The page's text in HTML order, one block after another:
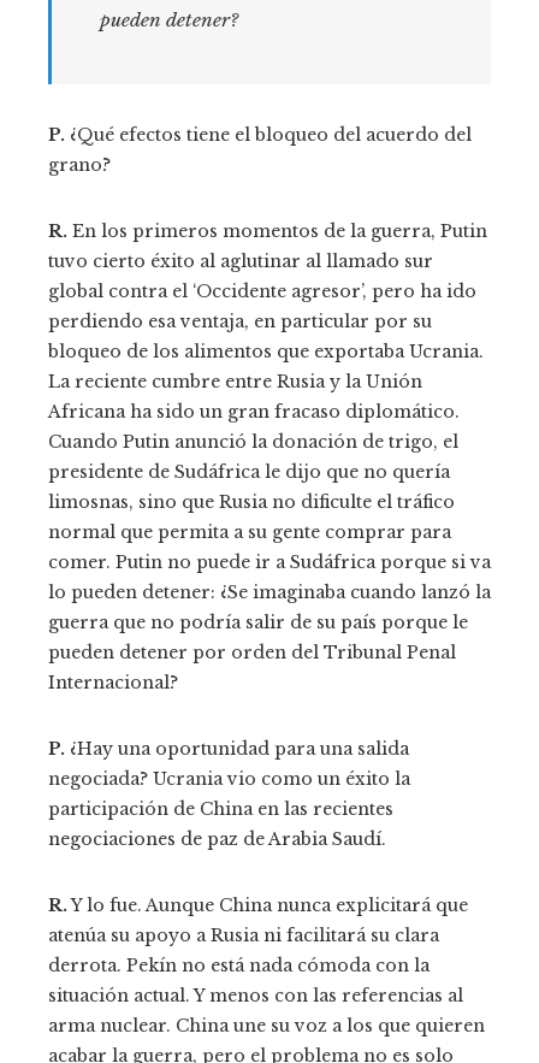
pueden detener?
P. ¿Qué efectos tiene el bloqueo del acuerdo del
grano?
R. En los primeros momentos de la guerra, Putin
tuvo cierto éxito al aglutinar al llamado sur
global contra el ‘Occidente agresor’, pero ha ido
perdiendo esa ventaja, en particular por su
bloqueo de los alimentos que exportaba Ucrania.
La reciente cumbre entre Rusia y la Unión
Africana ha sido un gran fracaso diplomático.
Cuando Putin anunció la donación de trigo, el
presidente de Sudáfrica le dijo que no quería
limosnas, sino que Rusia no dificulte el tráfico
normal que permita a su gente comprar para
comer. Putin no puede ir a Sudáfrica porque si va
lo pueden detener: ¿Se imaginaba cuando lanzó la
guerra que no podría salir de su país porque le
pueden detener por orden del Tribunal Penal
Internacional?
P. ¿Hay una oportunidad para una salida
negociada? Ucrania vio como un éxito la
participación de China en las recientes
negociaciones de paz de Arabia Saudí.
R.Y lo fue. Aunque China nunca explicitará que
atenúa su apoyo a Rusia ni facilitará su clara
derrota. Pekín no está nada cómoda con la
situación actual. Y menos con las referencias al
arma nuclear. China une su voz a los que quieren
acabar la guerra, pero el problema no es solo